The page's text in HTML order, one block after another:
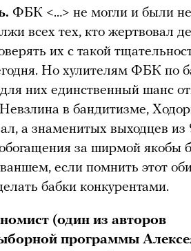
ФБК <…> не могли и были
всех тех, кто жертвовал
их с такой
Но хулителям ФБК по
них единственный шанс
в бандитизме,
а знаменитых выходцев из
за ширмой якобы
если помнить этот
бабки конкурентами.
(один из авторов
программы